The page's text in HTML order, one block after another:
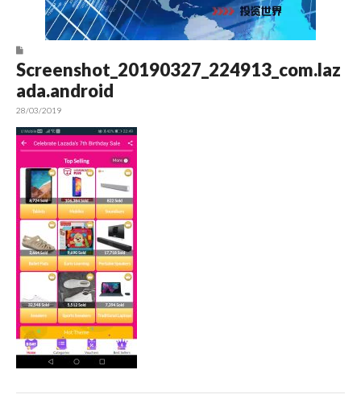
Screenshot_20190327_224913_com.laz
ada.android
28/03/2019